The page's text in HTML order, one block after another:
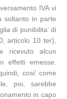
IVA vi
soltanto in parte
di punibilita’ di
articolo 10 ter),
ricevuto alcun
effetti emesse.
cosi’ come
poi, sarebbe
in capo